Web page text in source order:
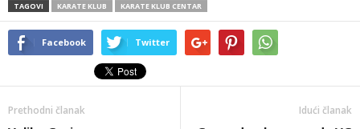
TAGOVI KARATE KLUB KARATE KLUB CENTAR
Facebook Twitter
Prethodni članak Idući članak